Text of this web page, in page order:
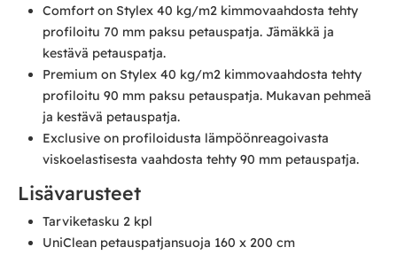
Comfort on Stylex 40 kg/m2 kimmovaahdosta tehty
profiloitu 70 mm paksu petauspatja. Jämäkkä ja
kestävä petauspatja.
Premium on Stylex 40 kg/m2 kimmovaahdosta tehty
profiloitu 90 mm paksu petauspatja. Mukavan pehmeä
ja kestävä petauspatja.
Exclusive on profiloidusta lämpöönreagoivasta
viskoelastisesta vaahdosta tehty 90 mm petauspatja.
Lisävarusteet
Tarviketasku 2 kpl
UniClean petauspatjansuoja 160 x 200 cm